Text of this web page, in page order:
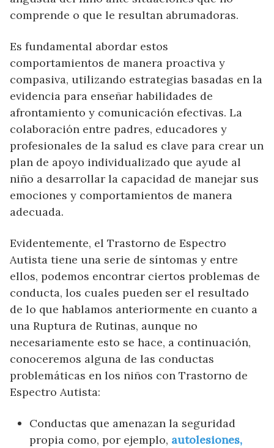
comprende o que le resultan abrumadoras.
Es fundamental abordar estos
comportamientos de manera proactiva y
compasiva, utilizando estrategias basadas en la
evidencia para enseñar habilidades de
afrontamiento y comunicación efectivas. La
colaboración entre padres, educadores y
profesionales de la salud es clave para crear un
plan de apoyo individualizado que ayude al
niño a desarrollar la capacidad de manejar sus
emociones y comportamientos de manera
adecuada.
Evidentemente, el Trastorno de Espectro
Autista tiene una serie de síntomas y entre
ellos, podemos encontrar ciertos problemas de
conducta, los cuales pueden ser el resultado
de lo que hablamos anteriormente en cuanto a
una Ruptura de Rutinas, aunque no
necesariamente esto se hace, a continuación,
conoceremos alguna de las conductas
problemáticas en los niños con Trastorno de
Espectro Autista:
Conductas que amenazan la seguridad
propia como, por ejemplo, autolesiones,